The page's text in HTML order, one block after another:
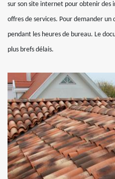
sur son site internet pour obtenir des
offres de services. Pour demander un
pendant les heures de bureau. Le
plus brefs délais.